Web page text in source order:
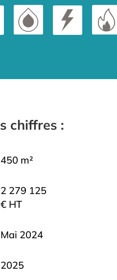
chiffres :
450 m²
2 279 125
€ HT
Mai 2024
2025